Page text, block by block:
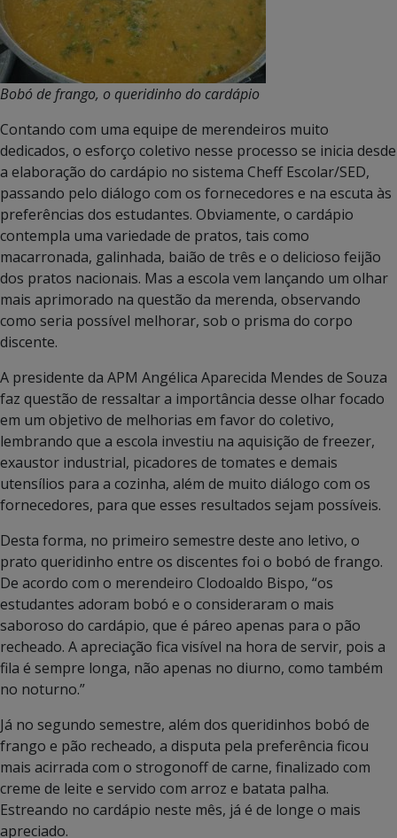
Bobó de frango, o queridinho do cardápio
Contando com uma equipe de merendeiros muito
dedicados, o esforço coletivo nesse processo se inicia desde
a elaboração do cardápio no sistema Cheff Escolar/SED,
passando pelo diálogo com os fornecedores e na escuta às
preferências dos estudantes. Obviamente, o cardápio
contempla uma variedade de pratos, tais como
macarronada, galinhada, baião de três e o delicioso feijão
dos pratos nacionais. Mas a escola vem lançando um olhar
mais aprimorado na questão da merenda, observando
como seria possível melhorar, sob o prisma do corpo
discente.
A presidente da APM Angélica Aparecida Mendes de Souza
faz questão de ressaltar a importância desse olhar focado
em um objetivo de melhorias em favor do coletivo,
lembrando que a escola investiu na aquisição de freezer,
exaustor industrial, picadores de tomates e demais
utensílios para a cozinha, além de muito diálogo com os
fornecedores, para que esses resultados sejam possíveis.
Desta forma, no primeiro semestre deste ano letivo, o
prato queridinho entre os discentes foi o bobó de frango.
De acordo com o merendeiro Clodoaldo Bispo, “os
estudantes adoram bobó e o consideraram o mais
saboroso do cardápio, que é páreo apenas para o pão
recheado. A apreciação fica visível na hora de servir, pois a
fila é sempre longa, não apenas no diurno, como também
no noturno.”
Já no segundo semestre, além dos queridinhos bobó de
frango e pão recheado, a disputa pela preferência ficou
mais acirrada com o strogonoff de carne, finalizado com
creme de leite e servido com arroz e batata palha.
Estreando no cardápio neste mês, já é de longe o mais
apreciado.